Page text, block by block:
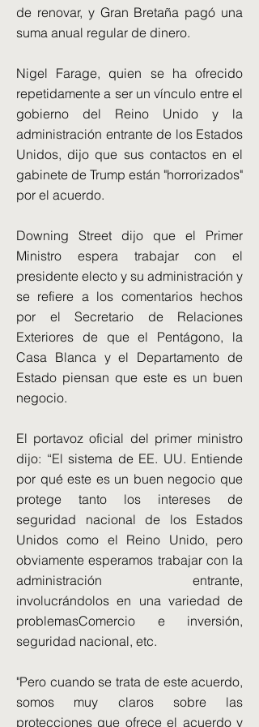
de renovar, y Gran Bretaña pagó una
suma anual regular de dinero.
Nigel Farage, quien se ha ofrecido
repetidamente a ser un vínculo entre el
gobierno del Reino Unido y la
administración entrante de los Estados
Unidos, dijo que sus contactos en el
gabinete de Trump están "horrorizados"
por el acuerdo.
Downing Street dijo que el Primer
Ministro espera trabajar con el
presidente electo y su administración y
se refiere a los comentarios hechos
por el Secretario de Relaciones
Exteriores de que el Pentágono, la
Casa Blanca y el Departamento de
Estado piensan que este es un buen
negocio.
El portavoz oficial del primer ministro
dijo: “El sistema de EE. UU. Entiende
por qué este es un buen negocio que
protege tanto los intereses de
seguridad nacional de los Estados
Unidos como el Reino Unido, pero
obviamente esperamos trabajar con la
administración entrante,
involucrándolos en una variedad de
problemasComercio e inversión,
seguridad nacional, etc.
"Pero cuando se trata de este acuerdo,
somos muy claros sobre las
protecciones que ofrece el acuerdo y